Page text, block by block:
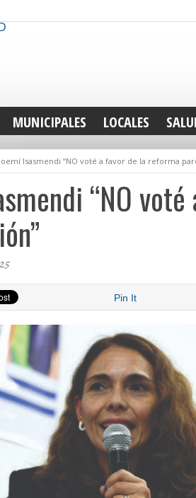
MUNICIPALES LOCALES
Isasmendi “NO voté a favor de la reforma
“NO
Pin It